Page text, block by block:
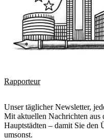
Rapporteur
Unser täglicher Newsletter,
Mit aktuellen Nachrichten aus
Hauptstädten – damit Sie den
umsonst.